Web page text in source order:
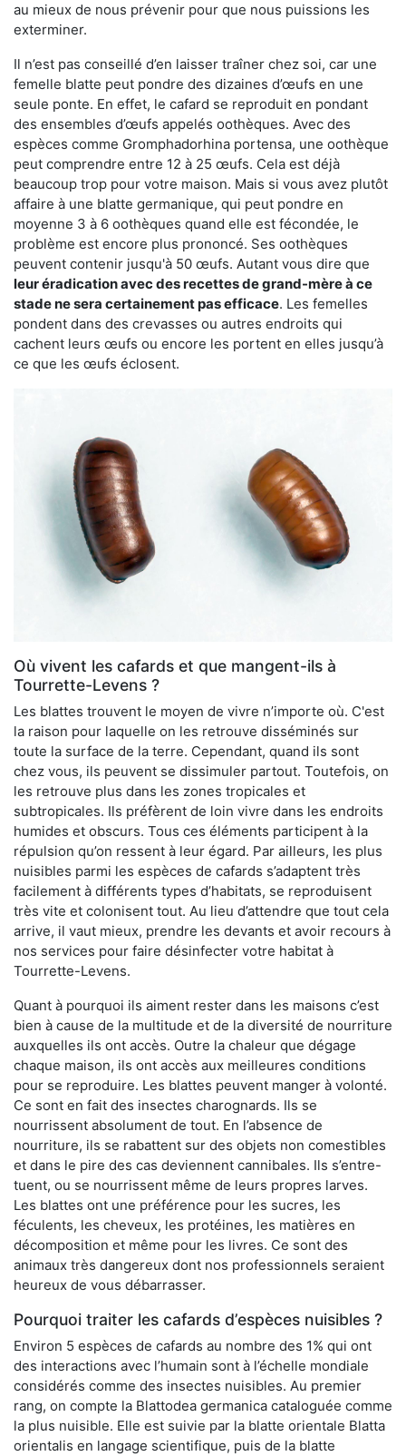
au mieux de nous prévenir pour que nous puissions les
exterminer.
Il n’est pas conseillé d’en laisser traîner chez soi, car une
femelle blatte peut pondre des dizaines d’œufs en une
seule ponte. En effet, le cafard se reproduit en pondant
des ensembles d’œufs appelés oothèques. Avec des
espèces comme Gromphadorhina portensa, une oothèque
peut comprendre entre 12 à 25 œufs. Cela est déjà
beaucoup trop pour votre maison. Mais si vous avez plutôt
affaire à une blatte germanique, qui peut pondre en
moyenne 3 à 6 oothèques quand elle est fécondée, le
problème est encore plus prononcé. Ses oothèques
peuvent contenir jusqu'à 50 œufs. Autant vous dire que
leur éradication avec des recettes de grand-mère à ce
stade ne sera certainement pas efficace. Les femelles
pondent dans des crevasses ou autres endroits qui
cachent leurs œufs ou encore les portent en elles jusqu’à
ce que les œufs éclosent.
Où vivent les cafards et que mangent-ils à
Tourrette-Levens ?
Les blattes trouvent le moyen de vivre n’importe où. C'est
la raison pour laquelle on les retrouve disséminés sur
toute la surface de la terre. Cependant, quand ils sont
chez vous, ils peuvent se dissimuler partout. Toutefois, on
les retrouve plus dans les zones tropicales et
subtropicales. Ils préfèrent de loin vivre dans les endroits
humides et obscurs. Tous ces éléments participent à la
répulsion qu’on ressent à leur égard. Par ailleurs, les plus
nuisibles parmi les espèces de cafards s’adaptent très
facilement à différents types d’habitats, se reproduisent
très vite et colonisent tout. Au lieu d’attendre que tout cela
arrive, il vaut mieux, prendre les devants et avoir recours à
nos services pour faire désinfecter votre habitat à
Tourrette-Levens.
Quant à pourquoi ils aiment rester dans les maisons c’est
bien à cause de la multitude et de la diversité de nourriture
auxquelles ils ont accès. Outre la chaleur que dégage
chaque maison, ils ont accès aux meilleures conditions
pour se reproduire. Les blattes peuvent manger à volonté.
Ce sont en fait des insectes charognards. Ils se
nourrissent absolument de tout. En l’absence de
nourriture, ils se rabattent sur des objets non comestibles
et dans le pire des cas deviennent cannibales. Ils s’entre-
tuent, ou se nourrissent même de leurs propres larves.
Les blattes ont une préférence pour les sucres, les
féculents, les cheveux, les protéines, les matières en
décomposition et même pour les livres. Ce sont des
animaux très dangereux dont nos professionnels seraient
heureux de vous débarrasser.
Pourquoi traiter les cafards d’espèces nuisibles ?
Environ 5 espèces de cafards au nombre des 1% qui ont
des interactions avec l’humain sont à l’échelle mondiale
considérés comme des insectes nuisibles. Au premier
rang, on compte la Blattodea germanica cataloguée comme
la plus nuisible. Elle est suivie par la blatte orientale Blatta
orientalis en langage scientifique, puis de la blatte